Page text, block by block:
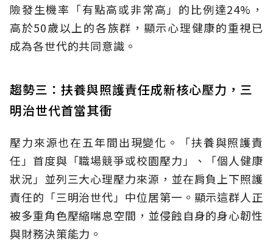
險發生機率「有點高或非常高」的比例達24%，
高於50歲以上的各族群，顯示心理健康的重視已
成為各世代的共同意識。
趨勢三：扶養與照護責任成新核心壓力，三
明治世代首當其衝
壓力來源也在五年間出現變化。「扶養與照護責
任」首度與「職場競爭或校園壓力」、「個人健康
狀況」並列三大心理壓力來源，並在肩負上下照護
責任的「三明治世代」中位居第一。顯示這群人正
被多重角色壓縮喘息空間，並侵蝕自身的身心韌性
與財務決策能力。